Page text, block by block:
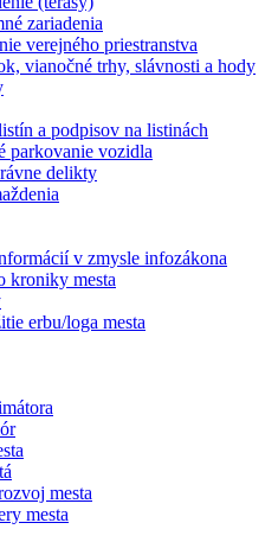
zariadenia
verejného priestranstva
vianočné trhy, slávnosti a hody
a podpisov na listinách
parkovanie vozidla
delikty
v zmysle infozákona
kroniky mesta
erbu/loga mesta
mesta
mesta